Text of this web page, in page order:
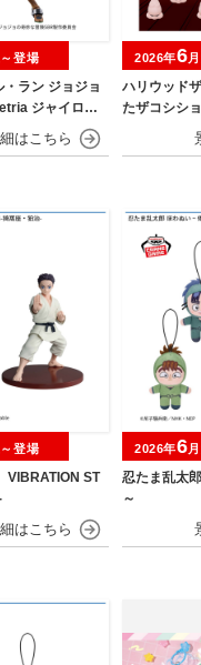
ラン ジョジョ
ジャイロ・
登場
ハリウッド
たザコシシ
2026年6
VIBRATION ST
登場
忍たま乱太
～
2026年6